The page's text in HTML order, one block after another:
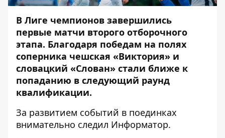
В Лиге чемпионов завершились
первые матчи второго отборочного
этапа. Благодаря победам на полях
соперника чешская «Виктория» и
словацкий «Слован» стали ближе к
попаданию в следующий раунд
квалификации.
За развитием событий в поединках
внимательно следил Информатор.